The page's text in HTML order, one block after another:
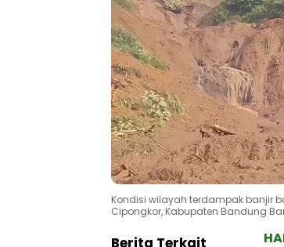
Kondisi wilayah terdampak banjir
Cipongkor, Kabupaten Bandung
Berita Terkait